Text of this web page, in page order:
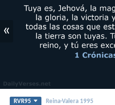
«
RVR95 Reina-Valera 1995